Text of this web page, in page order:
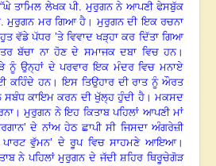
ਤਾਮਿਲ ਲੇਖਕ ਪੀ. ਮੁਰੁਗਨ ਨੇ ਆਪਣੀ ਫੇਸਬੁੱਕ
ਮੁਰੁਗਨ ਮਰ ਗਿਆ ਹੈ। ਮੁਰੁਗਨ ਦੀ ਇਕ ਰਚਨਾ
ਵੱਡੇ ਪੱਧਰ ’ਤੇ ਵਿਵਾਦ ਖੜ੍ਹਾ ਕਰ ਦਿੱਤਾ ਗਿਆ
ਬੱਚਾ ਨਾ ਹੋਣ ਦੇ ਸਮਾਜਕ ਦਬਾ ਵਿਚ ਹਨ।
ਨੂੰ ਉਨ੍ਹਾਂ ਦੇ ਪਰਵਾਰ ਇਕ ਮੰਦਰ ਵਿਚ ਮਨਾਏ
ਕਹਿੰਦੇ ਹਨ। ਇਸ ਤਿਉਹਾਰ ਦੀ ਰਾਤ ਨੂੰ ਔਰਤ
ਸਬੰਧ ਕਾਇਮ ਕਰਨ ਦੀ ਖੁੱਲ੍ਹ ਹੁੰਦੀ ਹੈ। ਮਕਸਦ
ਮੁਰੁਗਨ ਨੇ ਇਹ ਕਿਤਾਬ ਪਹਿਲਾਂ ਆਪਣੀ ਮਾਂ
ਦੇ ਨਾਂਅ ਹੇਠ ਛਾਪੀ ਸੀ ਜਿਸਦਾ ਅੰਗਰੇਜ਼ੀ
ਪਾਰਟ ਵੁੱਮਨ’ ਦੇ ਰੂਪ ਵਿਚ ਸਾਹਮਣੇ ਆਇਆ।
ਨੇ ਪਹਿਲਾਂ ਮੁਰੁਗਨ ਦੇ ਜੱਦੀ ਸ਼ਹਿਰ ਥਿਰੂਚੇਗੋੜ